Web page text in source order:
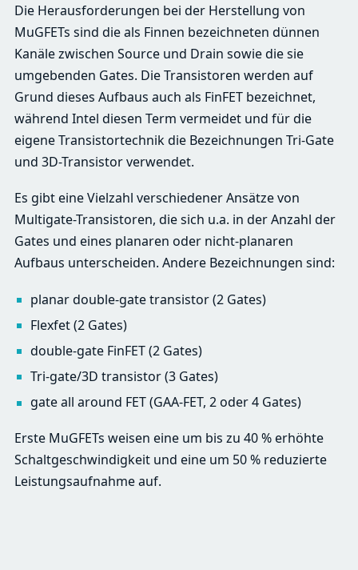
Die Herausforderungen bei der Herstellung von
MuGFETs sind die als Finnen bezeichneten dünnen
Kanäle zwischen Source und Drain sowie die sie
umgebenden Gates. Die Transistoren werden auf
Grund dieses Aufbaus auch als FinFET bezeichnet,
während Intel diesen Term vermeidet und für die
eigene Transistortechnik die Bezeichnungen Tri-Gate
und 3D-Transistor verwendet.
Es gibt eine Vielzahl verschiedener Ansätze von
Multigate-Transistoren, die sich u.a. in der Anzahl der
Gates und eines planaren oder nicht-planaren
Aufbaus unterscheiden. Andere Bezeichnungen sind:
planar double-gate transistor (2 Gates)
Flexfet (2 Gates)
double-gate FinFET (2 Gates)
Tri-gate/3D transistor (3 Gates)
gate all around FET (GAA-FET, 2 oder 4 Gates)
Erste MuGFETs weisen eine um bis zu 40 % erhöhte
Schaltgeschwindigkeit und eine um 50 % reduzierte
Leistungsaufnahme auf.